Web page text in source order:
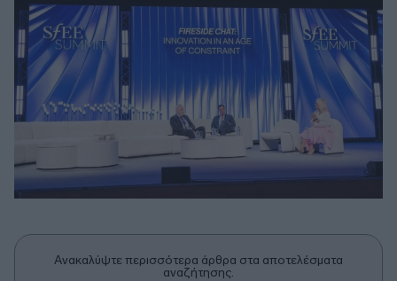
Ανακαλύψτε περισσότερα άρθρα στα αποτελέσματα
αναζήτησης.